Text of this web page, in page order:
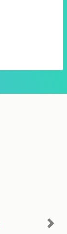
Next